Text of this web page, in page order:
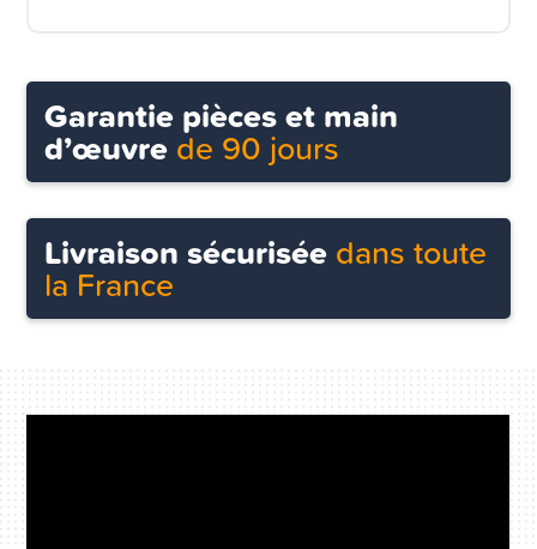
Garantie pièces et main
d’œuvre de 90 jours
Livraison sécurisée dans toute
la France